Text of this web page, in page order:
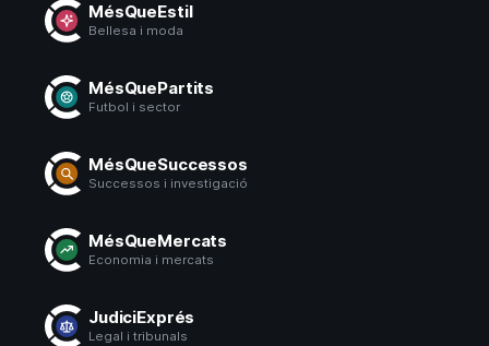
MésQueEstil
Bellesa i moda
MésQuePartits
Futbol i sector
MésQueSuccessos
Successos i investigació
MésQueMercats
Economia i mercats
JudiciExprés
Legal i tribunals